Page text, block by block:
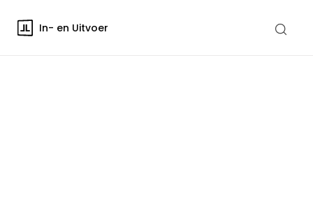
In- en Uitvoer